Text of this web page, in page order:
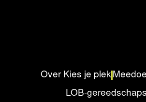
Over Kies je plek
LOB-